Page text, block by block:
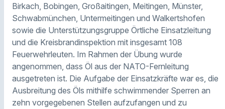
Birkach, Bobingen, Großaitingen, Meitingen, Münster,
Schwabmünchen, Untermeitingen und Walkertshofen
sowie die Unterstützungsgruppe Örtliche Einsatzleitung
und die Kreisbrandinspektion mit insgesamt 108
Feuerwehrleuten. Im Rahmen der Übung wurde
angenommen, dass Öl aus der NATO-Fernleitung
ausgetreten ist. Die Aufgabe der Einsatzkräfte war es, die
Ausbreitung des Öls mithilfe schwimmender Sperren an
zehn vorgegebenen Stellen aufzufangen und zu